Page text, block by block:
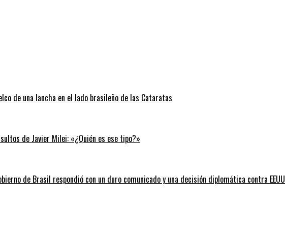
de una lancha en el lado brasileño de las Cataratas
de Javier Milei: «¿Quién es ese tipo?»
de Brasil respondió con un duro comunicado y una decisión diplomática contra EEUU